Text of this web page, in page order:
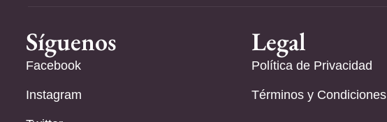
Síguenos
Facebook
Instagram
Legal
Política de Privacidad
Términos y Condiciones